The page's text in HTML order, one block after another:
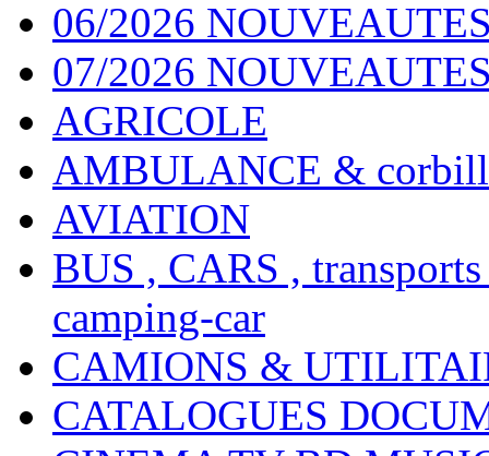
06/2026
07/2026
AGRICOLE
AMBULANCE &
AVIATION
BUS , CARS ,
camping-car
CAMIONS &
CATALOGUES